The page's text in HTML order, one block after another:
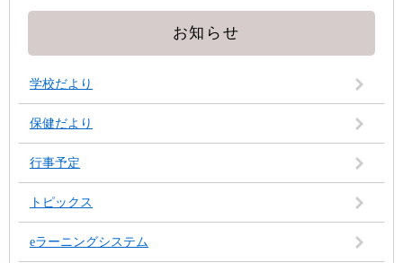
お知らせ
学校だより
保健だより
行事予定
トピックス
eラーニングシステム